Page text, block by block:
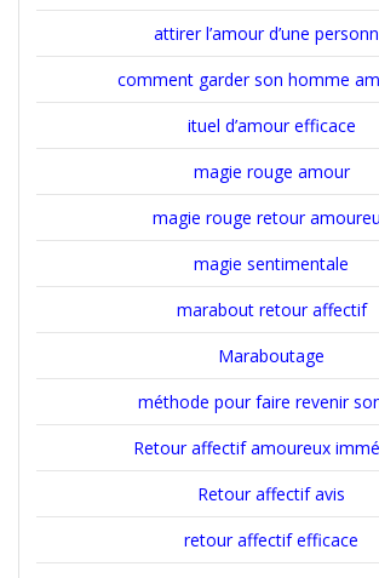
attirer l’amour d’une
comment garder son homme
ituel d’amour efficace
magie rouge amour
magie rouge retour
magie sentimentale
marabout retour affectif
Maraboutage
méthode pour faire revenir
Retour affectif amoureux
Retour affectif avis
retour affectif efficace